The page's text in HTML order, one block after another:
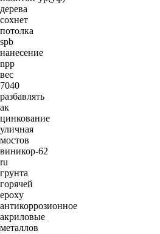
дерева
сохнет
потолка
spb
нанесение
npp
вес
7040
разбавлять
ак
цинкование
уличная
мостов
виникор-62
ru
грунта
горячей
epoxy
антикоррозионное
акриловые
металлов